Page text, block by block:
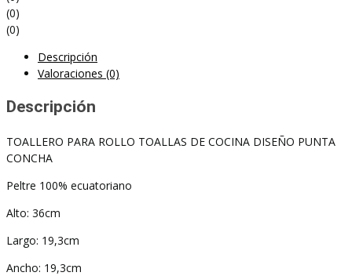
CONCHA
cantidad
(0)
(0)
Descripción
Valoraciones (0)
Descripción
TOALLERO PARA ROLLO TOALLAS DE COCINA DISEÑO PUNTA
CONCHA
Peltre 100% ecuatoriano
Alto: 36cm
Largo: 19,3cm
Ancho: 19,3cm